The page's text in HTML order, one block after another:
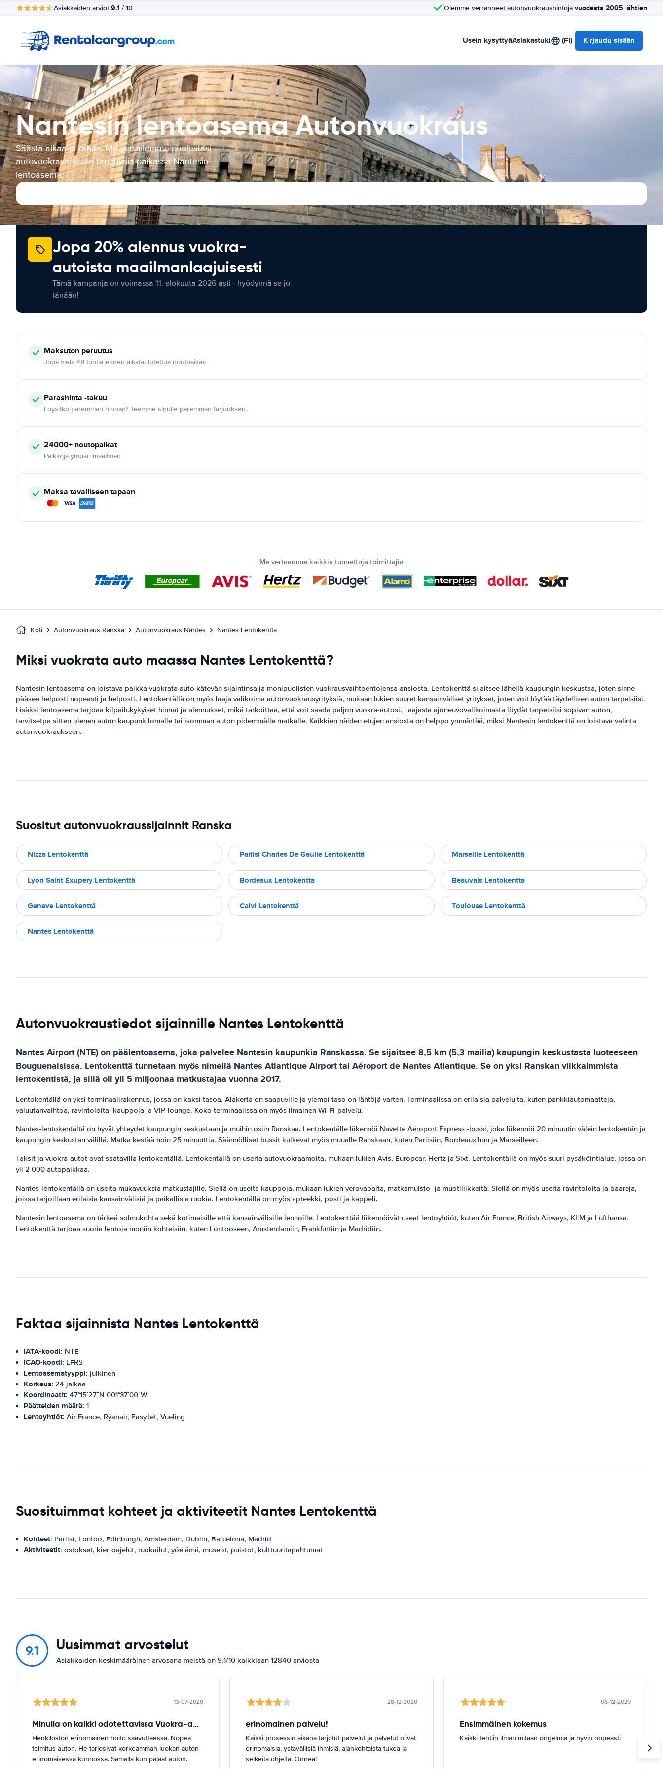
Asiakkaiden arviot 9.1 / 10 Olemme verranneet autonvuokraushintoja vuodesta 2005 lähtien
Usein kysyttyäAsiakastuki (FI) Kirjaudu sisään
Nantesin lentoasema Autonvuokraus
Säästä aikaa ja rahaa. Me vertailemme puolestasi
autovuokrayritysten tarjouksia paikassa Nantesin
lentoasema.
Jopa 20% alennus vuokra-
autoista maailmanlaajuisesti
Tämä kampanja on voimassa 11. elokuuta 2026 asti - hyödynnä se jo
tänään!
Maksuton peruutus
Jopa vielä 48 tuntia ennen aikataulutettua noutoaikaa
Parashinta -takuu
Löysitkö paremman hinnan? Teemme sinulle paremman tarjouksen.
24000+ noutopaikat
Paikkoja ympäri maailman
Maksa tavalliseen tapaan
Me vertaamme kaikkia tunnettuja toimittajia
Koti Autonvuokraus Ranska Autonvuokraus Nantes Nantes Lentokenttä
Miksi vuokrata auto maassa Nantes Lentokenttä?
Nantesin lentoasema on loistava paikka vuokrata auto kätevän sijaintinsa ja monipuolisten vuokrausvaihtoehtojensa ansiosta. Lentokenttä sijaitsee lähellä kaupungin keskustaa, joten sinne
pääsee helposti nopeasti ja helposti. Lentokentällä on myös laaja valikoima autonvuokrausyrityksiä, mukaan lukien suuret kansainväliset yritykset, joten voit löytää täydellisen auton tarpeisiisi.
Lisäksi lentoasema tarjoaa kilpailukykyiset hinnat ja alennukset, mikä tarkoittaa, että voit saada paljon vuokra-autosi. Laajasta ajoneuvovalikoimasta löydät tarpeisiisi sopivan auton,
tarvitsetpa sitten pienen auton kaupunkilomalle tai isomman auton pidemmälle matkalle. Kaikkien näiden etujen ansiosta on helppo ymmärtää, miksi Nantesin lentokenttä on loistava valinta
autonvuokraukseen.
Suositut autonvuokraussijainnit Ranska
Nizza Lentokenttä Pariisi Charles De Gaulle Lentokenttä Marseille Lentokenttä
Lyon Saint Exupery Lentokenttä Bordeaux Lentokentta Beauvais Lentokentta
Geneve Lentokenttä Calvi Lentokenttä Toulouse Lentokenttä
Nantes Lentokenttä
Autonvuokraustiedot sijainnille Nantes Lentokenttä
Nantes Airport (NTE) on päälentoasema, joka palvelee Nantesin kaupunkia Ranskassa. Se sijaitsee 8,5 km (5,3 mailia) kaupungin keskustasta luoteeseen
Bouguenaisissa. Lentokenttä tunnetaan myös nimellä Nantes Atlantique Airport tai Aéroport de Nantes Atlantique. Se on yksi Ranskan vilkkaimmista
lentokentistä, ja sillä oli yli 5 miljoonaa matkustajaa vuonna 2017.
Lentokentällä on yksi terminaalirakennus, jossa on kaksi tasoa. Alakerta on saapuville ja ylempi taso on lähtöjä varten. Terminaalissa on erilaisia ​​palveluita, kuten pankkiautomaatteja,
valuutanvaihtoa, ravintoloita, kauppoja ja VIP-lounge. Koko terminaalissa on myös ilmainen Wi-Fi-palvelu.
Nantes-lentokentältä on hyvät yhteydet kaupungin keskustaan ​​ja muihin osiin Ranskaa. Lentokentälle liikennöi Navette Aéroport Express -bussi, joka liikennöi 20 minuutin välein lentokentän ja
kaupungin keskustan välillä. Matka kestää noin 25 minuuttia. Säännölliset bussit kulkevat myös muualle Ranskaan, kuten Pariisiin, Bordeaux'hun ja Marseilleen.
Taksit ja vuokra-autot ovat saatavilla lentokentällä. Lentokentällä on useita autovuokraamoita, mukaan lukien Avis, Europcar, Hertz ja Sixt. Lentokentällä on myös suuri pysäköintialue, jossa on
yli 2 000 autopaikkaa.
Nantes-lentokentällä on useita mukavuuksia matkustajille. Siellä on useita kauppoja, mukaan lukien verovapaita, matkamuisto- ja muotiliikkeitä. Siellä on myös useita ravintoloita ja baareja,
joissa tarjoillaan erilaisia ​​kansainvälisiä ja paikallisia ruokia. Lentokentällä on myös apteekki, posti ja kappeli.
Nantesin lentoasema on tärkeä solmukohta sekä kotimaisille että kansainvälisille lennoille. Lentokenttää liikennöivät useat lentoyhtiöt, kuten Air France, British Airways, KLM ja Lufthansa.
Lentokenttä tarjoaa suoria lentoja moniin kohteisiin, kuten Lontooseen, Amsterdamiin, Frankfurtiin ja Madridiin.
Faktaa sijainnista Nantes Lentokenttä
IATA-koodi: NTE
ICAO-koodi: LFRS
Lentoasematyyppi: julkinen
Korkeus: 24 jalkaa
Koordinaatit: 47°15′27″N 001°37′00″W
Päätteiden määrä: 1
Lentoyhtiöt: Air France, Ryanair, EasyJet, Vueling
Suosituimmat kohteet ja aktiviteetit Nantes Lentokenttä
Kohteet: Pariisi, Lontoo, Edinburgh, Amsterdam, Dublin, Barcelona, ​​Madrid
Aktiviteetit: ostokset, kiertoajelut, ruokailut, yöelämä, museot, puistot, kulttuuritapahtumat
9.1 Uusimmat arvostelut
Asiakkaiden keskimääräinen arvosana meistä on 9.1/10 kaikkiaan 12840 arviosta
13-07-2020
Minulla on kaikki odotettavissa Vuokra-auto-palvelussa
Henkilöstön erinomainen hoito saavuttaessa. Nopea
toimitus auton. He tarjosivat korkeamman luokan auton
erinomaisessa kunnossa. Samalla kun palaat auton.
28-12-2020
erinomainen palvelu!
Kaikki prosessin aikana tarjotut palvelut ja palvelut olivat
erinomaisia, ystävällisiä ihmisiä, ajankohtaista tukea ja
selkeitä ohjeita. Onnea!
06-12-2020
Ensimmäinen kokemus
Kaikki tehtiin ilman mitään ongelmia ja hyvin nopeasti